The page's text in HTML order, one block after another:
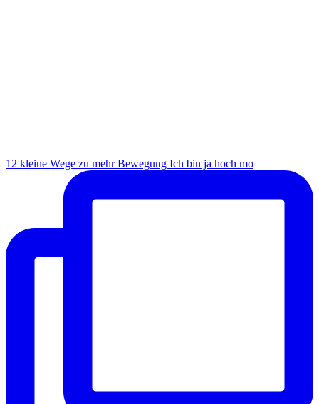
12 kleine Wege zu mehr Bewegung Ich bin ja hoch mo